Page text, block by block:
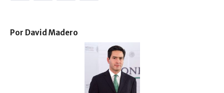
Por David Madero